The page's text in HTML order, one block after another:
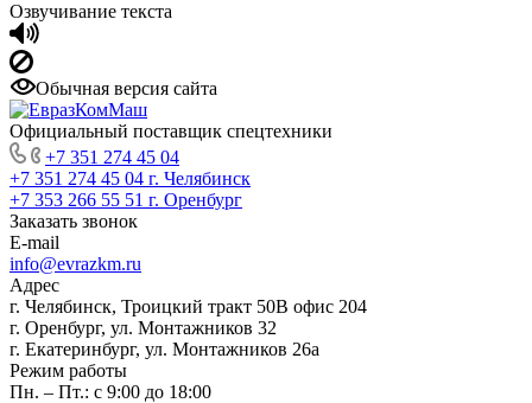
Озвучивание текста
Обычная версия сайта
Официальный поставщик спецтехники
+7 351 274 45 04
+7 351 274 45 04 г. Челябинск
+7 353 266 55 51 г. Оренбург
Заказать звонок
E-mail
info@evrazkm.ru
Адрес
г. Челябинск, Троицкий тракт 50В офис 204
г. Оренбург, ул. Монтажников 32
г. Екатеринбург, ул. Монтажников 26а
Режим работы
Пн. – Пт.: с 9:00 до 18:00